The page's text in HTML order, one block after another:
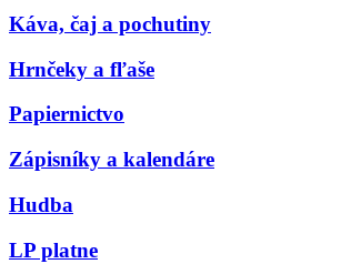
Káva, čaj a pochutiny
Hrnčeky a fľaše
Papiernictvo
Zápisníky a kalendáre
Hudba
LP platne